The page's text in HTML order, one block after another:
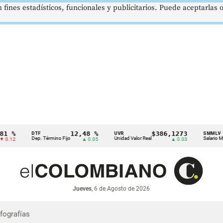
Dep. Término Fijo
12,48 %
▲ 0.05 Unidad Valor Real
$386,1273 SMMLV
Salario Mínimo
Jueves, 6 de Agosto de 2026
estadísticos, funcionales y publicitarios. Puede aceptarlas